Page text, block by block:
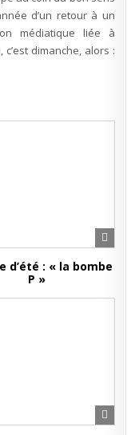
d’un retour à un
médiatique liée à
c’est dimanche, alors :
d’été : « la bombe
P »